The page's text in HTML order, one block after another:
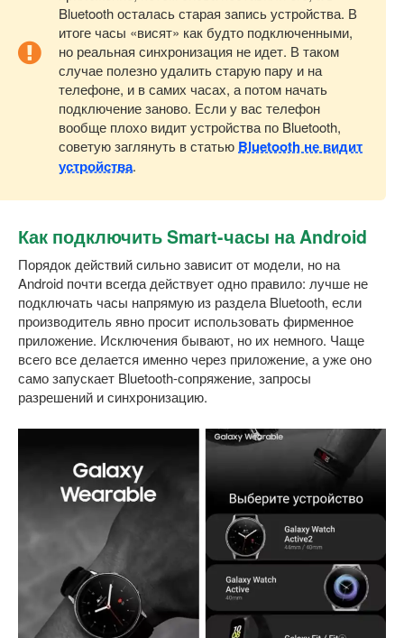
Bluetooth осталась старая запись устройства. В
итоге часы «висят» как будто подключенными,
но реальная синхронизация не идет. В таком
случае полезно удалить старую пару и на
телефоне, и в самих часах, а потом начать
подключение заново. Если у вас телефон
вообще плохо видит устройства по Bluetooth,
советую заглянуть в статью Bluetooth не видит
устройства.
Как подключить Smart-часы на Android
Порядок действий сильно зависит от модели, но на
Android почти всегда действует одно правило: лучше не
подключать часы напрямую из раздела Bluetooth, если
производитель явно просит использовать фирменное
приложение. Исключения бывают, но их немного. Чаще
всего все делается именно через приложение, а уже оно
само запускает Bluetooth-сопряжение, запросы
разрешений и синхронизацию.